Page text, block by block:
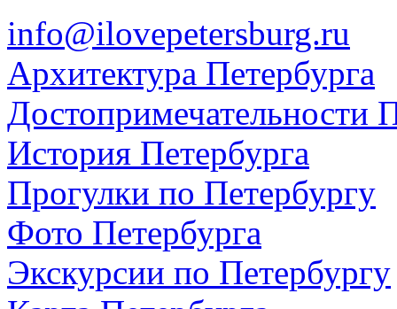
info@ilovepetersburg.ru
Архитектура Петербурга
Достопримечательности
История Петербурга
Прогулки по Петербургу
Фото Петербурга
Экскурсии по Петербургу